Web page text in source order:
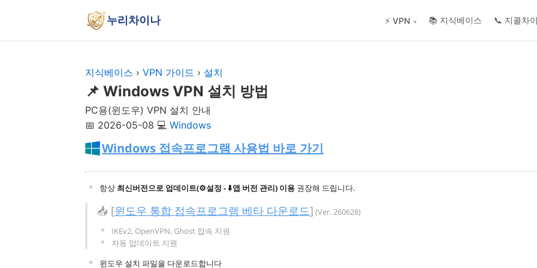
누리차이나 ⚡ VPN ▾ 📚 지식베이스 📞 지콜차
지식베이스 › VPN 가이드 › 설치
📌 Windows VPN 설치 방법
PC용(윈도우) VPN 설치 안내
📅 2026-05-08 💻 Windows
Windows 접속프로그램 사용법 바로 가기
항상 최신버전으로 업데이트(⚙️설정 - ⬇️앱 버전 관리) 이용 권장해 드립니다.
📥 [윈도우 통합 접속프로그램 베타 다운로드] (Ver. 260628)
IKEv2, OpenVPN, Ghost 접속 지원
자동 업데이트 지원
윈도우 설치 파일을 다운로드합니다